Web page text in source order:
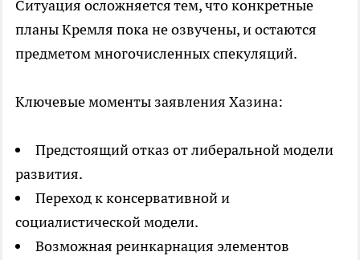
Ситуация осложняется тем, что конкретные
планы Кремля пока не озвучены, и остаются
предметом многочисленных спекуляций.
Ключевые моменты заявления Хазина:
Предстоящий отказ от либеральной модели
развития.
Переход к консервативной и
социалистической модели.
Возможная реинкарнация элементов